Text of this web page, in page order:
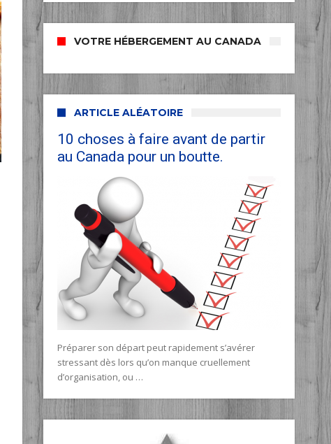
VOTRE HÉBERGEMENT AU CANADA
ARTICLE ALÉATOIRE
10 choses à faire avant de partir
au Canada pour un boutte.
Préparer son départ peut rapidement s’avérer
stressant dès lors qu’on manque cruellement
d’organisation, ou …